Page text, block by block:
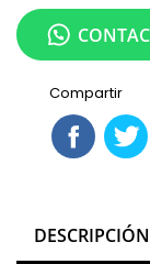
Compartir
DESCRIPCIÓN